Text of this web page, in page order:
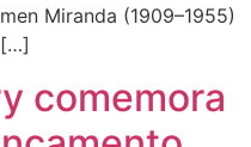
Miranda (1909–1955)
comemora